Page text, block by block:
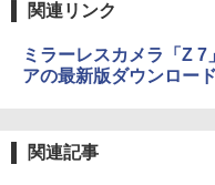
関連リンク
ミラーレスカメラ「Z
アの最新版ダウンロー
関連記事